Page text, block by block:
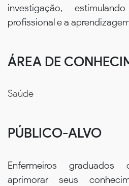
investigação,
profissional e a
ÁREA DE
Saúde
PÚBLICO-ALVO
Enfermeiros
aprimorar seus